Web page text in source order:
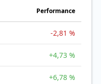
Perfor­mance
-2,81 %
+4,73 %
+6,78 %